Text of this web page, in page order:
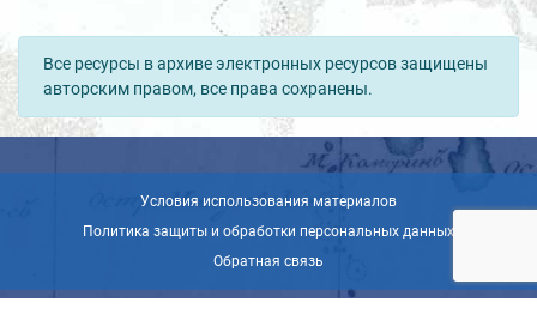
Все ресурсы в архиве электронных ресурсов защищены
авторским правом, все права сохранены.
Условия использования материалов
Политика защиты и обработки персональных данных
Обратная связь